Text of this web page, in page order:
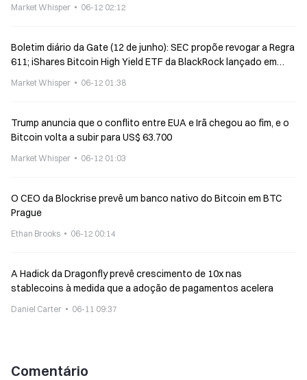
Market Whisper 06-12 02:12
Boletim diário da Gate (12 de junho): SEC propõe revogar a Regra
611; iShares Bitcoin High Yield ETF da BlackRock lançado em
Market Whisper 06-12 01:38
Trump anuncia que o conflito entre EUA e Irã chegou ao fim, e o
Bitcoin volta a subir para US$ 63.700
Market Whisper 06-12 01:03
O CEO da Blockrise prevê um banco nativo do Bitcoin em BTC
Prague
Ethan Brooks 06-12 00:14
A Hadick da Dragonfly prevê crescimento de 10x nas
stablecoins à medida que a adoção de pagamentos acelera
Daniel Carter 06-11 09:37
Comentário